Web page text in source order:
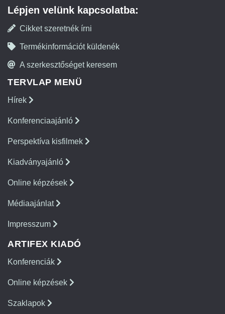
Lépjen velünk kapcsolatba:
Cikket szeretnék írni
Termékinformációt küldenék
A szerkesztőséget keresem
TERVLAP MENÜ
Hírek
Konferenciaajánló
Perspektíva kisfilmek
Kiadványajánló
Online képzések
Médiaajánlat
Impresszum
ARTIFEX KIADÓ
Konferenciák
Online képzések
Szaklapok